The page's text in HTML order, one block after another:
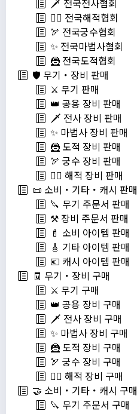
🗡️ 전국전사협회
🏴‍☠️ 전국해적협회
🏹 전국궁수협회
✨ 전국마법사협회
🦹 전국도적협회
🛡️ 무기・장비 판매
⚔️ 무기 판매
👑 공용 장비 판매
🗡️ 전사 장비 판매
✨ 마법사 장비 판매
🦹 도적 장비 판매
🏹 궁수 장비 판매
🏴‍☠️ 해적 장비 판매
📜 소비・기타・캐시 판매
🔪 무기 주문서 판매
⚒️ 장비 주문서 판매
🍼 소비 아이템 판매
🎸 기타 아이템 판매
💶 캐시 아이템 판매
🧾 무기・장비 구매
⚔️ 무기 구매
👑 공용 장비 구매
🗡️ 전사 장비 구매
✨ 마법사 장비 구매
🦹 도적 장비 구매
🏹 궁수 장비 구매
🏴‍☠️ 해적 장비 구매
🤝 소비・기타・캐시 구매
🔪 무기 주문서 구매